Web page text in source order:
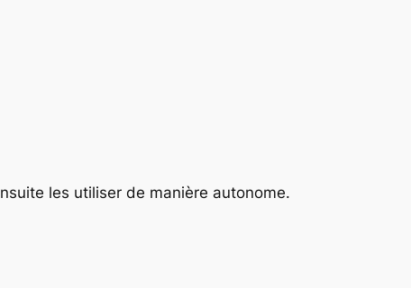
les utiliser de manière autonome.